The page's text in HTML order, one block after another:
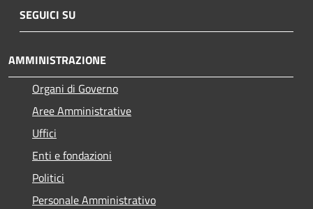
SEGUICI SU
AMMINISTRAZIONE
Organi di Governo
Aree Amministrative
Uffici
Enti e fondazioni
Politici
Personale Amministrativo